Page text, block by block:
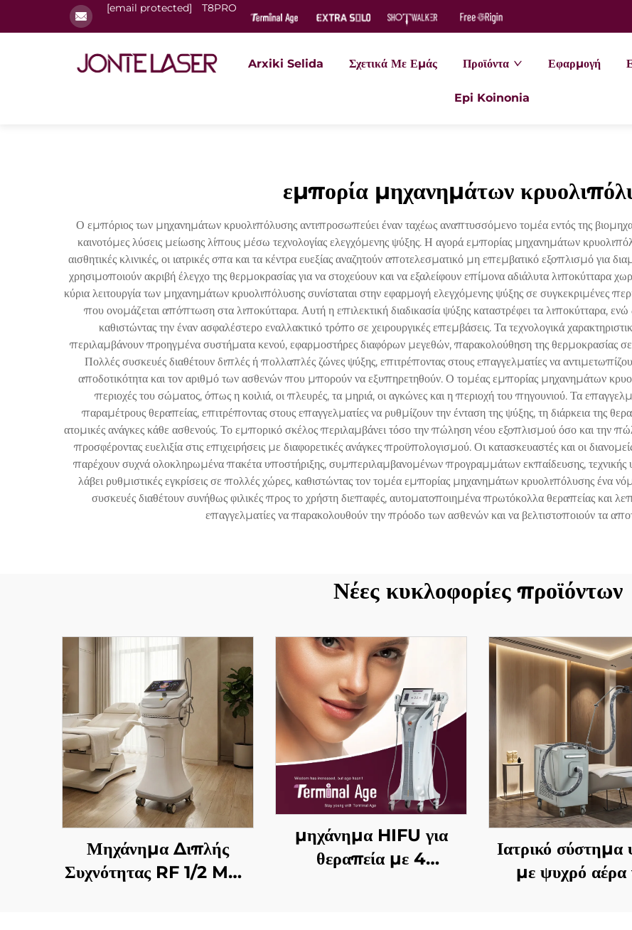
[email protected] T8PRO
Arxiki Selida Σχετικά Με Εμάς Προϊόντα Εφαρμογή
Epi Koinonia
εμπορία μηχανημάτων
Ο εμπόριος των μηχανημάτων κρυολιπόλυσης αντιπροσωπεύει έναν ταχέως αναπτυσσόμενο τομέα εντός της
καινοτόμες λύσεις μείωσης λίπους μέσω τεχνολογίας ελεγχόμενης ψύξης. Η αγορά εμπορίας μηχανημάτων
αισθητικές κλινικές, οι ιατρικές σπα και τα κέντρα ευεξίας αναζητούν αποτελεσματικό μη επεμβατικό εξοπλισμό
χρησιμοποιούν ακριβή έλεγχο της θερμοκρασίας για να στοχεύουν και να εξαλείφουν επίμονα αδιάλυτα λιποκύτταρα
κύρια λειτουργία των μηχανημάτων κρυολιπόλυσης συνίσταται στην εφαρμογή ελεγχόμενης ψύξης σε συγκεκριμένες
που ονομάζεται απόπτωση στα λιποκύτταρα. Αυτή η επιλεκτική διαδικασία ψύξης καταστρέφει τα λιποκύτταρα,
καθιστώντας την έναν ασφαλέστερο εναλλακτικό τρόπο σε χειρουργικές επεμβάσεις. Τα τεχνολογικά
περιλαμβάνουν προηγμένα συστήματα κενού, εφαρμοστήρες διαφόρων μεγεθών, παρακολούθηση της θερμοκρασίας
Πολλές συσκευές διαθέτουν διπλές ή πολλαπλές ζώνες ψύξης, επιτρέποντας στους επαγγελματίες να
αποδοτικότητα και τον αριθμό των ασθενών που μπορούν να εξυπηρετηθούν. Ο τομέας εμπορίας μηχανημάτων
περιοχές του σώματος, όπως η κοιλιά, οι πλευρές, τα μηριά, οι αγκώνες και η περιοχή του πηγουνιού. Τα
παραμέτρους θεραπείας, επιτρέποντας στους επαγγελματίες να ρυθμίζουν την ένταση της ψύξης, τη διάρκεια της
ατομικές ανάγκες κάθε ασθενούς. Το εμπορικό σκέλος περιλαμβάνει τόσο την πώληση νέου εξοπλισμού όσο και την
προσφέροντας ευελιξία στις επιχειρήσεις με διαφορετικές ανάγκες προϋπολογισμού. Οι κατασκευαστές και οι
παρέχουν συχνά ολοκληρωμένα πακέτα υποστήριξης, συμπεριλαμβανομένων προγραμμάτων εκπαίδευσης, τεχνικής
λάβει ρυθμιστικές εγκρίσεις σε πολλές χώρες, καθιστώντας τον τομέα εμπορίας μηχανημάτων κρυολιπόλυσης ένα
συσκευές διαθέτουν συνήθως φιλικές προς το χρήστη διεπαφές, αυτοματοποιημένα πρωτόκολλα θεραπείας και
επαγγελματίες να παρακολουθούν την πρόοδο των ασθενών και να βελτιστοποιούν τα
Νέες κυκλοφορίες προϊόντων
Μηχάνημα Διπλής
Συχνότητας RF 1/2 MHz
μηχάνημα HIFU για
θεραπεία με 4
Ιατρικό σύστημα
με ψυχρό αέρα